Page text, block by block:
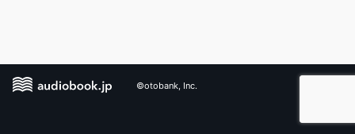
©otobank, Inc.